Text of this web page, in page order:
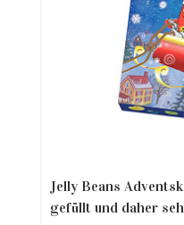
Jelly Beans
gefüllt und daher